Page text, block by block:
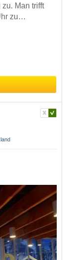
Man trifft
zu…